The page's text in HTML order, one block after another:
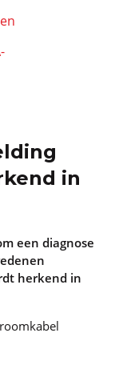
in
een diagnose
herkend in